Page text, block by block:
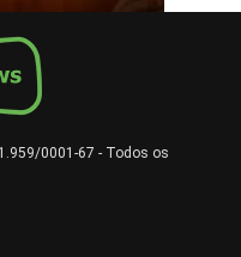
0001-67 - Todos os